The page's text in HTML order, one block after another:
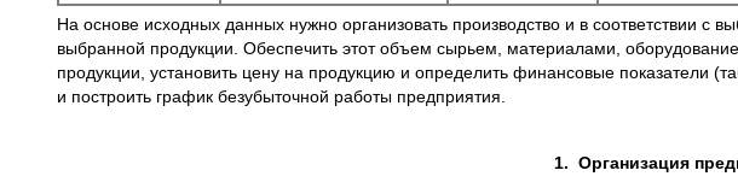
На основе исходных данных нужно организовать производство и в соответствии с
выбранной продукции. Обеспечить этот объем сырьем, материалами,
продукции, установить цену на продукцию и определить финансовые показатели
и построить график безубыточной работы предприятия.
1. Организация